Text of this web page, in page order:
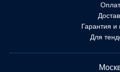
Гарантия и
Для